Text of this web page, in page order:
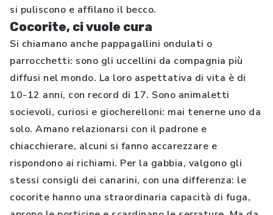
si puliscono e affilano il becco.
Cocorite, ci vuole cura
Si chiamano anche pappagallini ondulati o
parrocchetti: sono gli uccellini da compagnia più
diffusi nel mondo. La loro aspettativa di vita è di
10-12 anni, con record di 17. Sono animaletti
socievoli, curiosi e giocherelloni: mai tenerne uno da
solo. Amano relazionarsi con il padrone e
chiacchierare, alcuni si fanno accarezzare e
rispondono ai richiami. Per la gabbia, valgono gli
stessi consigli dei canarini, con una differenza: le
cocorite hanno una straordinaria capacità di fuga,